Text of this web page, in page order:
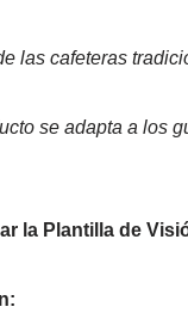
las cafeteras
se adapta a los
la Plantilla de